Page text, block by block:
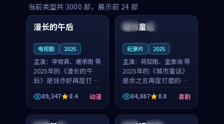
当前类型共 3000 部，展示前 24 部
中国 高分
99:16
漫长的午后
电视剧 2025
主演： 李宥真、谢承南 等
2025年的《漫长的午
后》是钱亦舒再度打磨
的动漫佳作。中国大陆
的取景与海岛日常的氛
围相互成就，李宥真与
谢承南的对手戏自然克
89,347 8.4 动漫
美国 院线
城市童话
纪录片 2025
主演： 蒋知南、金泰浩 等
2025年的《城市童话》
是余之言再度打磨的喜
剧佳作。美国的取景与
历史战争的氛围相互成
就，蒋知南与金泰浩的
对手戏自然克制，让整
84,867 8.8 喜剧